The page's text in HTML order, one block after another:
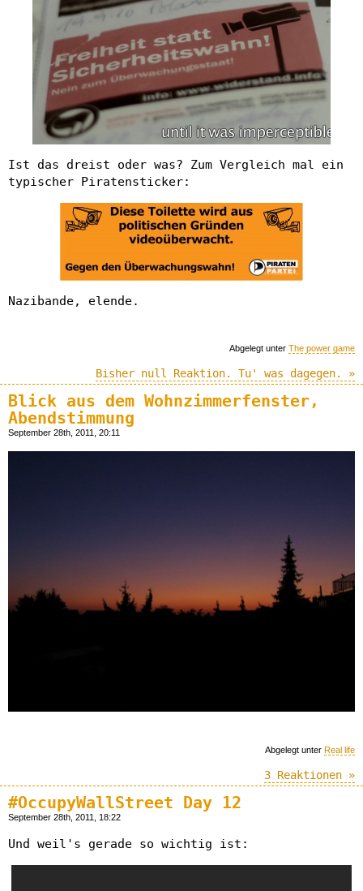
Ist das dreist oder was? Zum Vergleich mal ein
typischer Piratensticker:
Nazibande, elende.
Abgelegt unter The power game
Bisher null Reaktion. Tu' was dagegen. »
Blick aus dem Wohnzimmerfenster,
Abendstimmung
September 28th, 2011, 20:11
Abgelegt unter Real life
3 Reaktionen »
#OccupyWallStreet Day 12
September 28th, 2011, 18:22
Und weil's gerade so wichtig ist: